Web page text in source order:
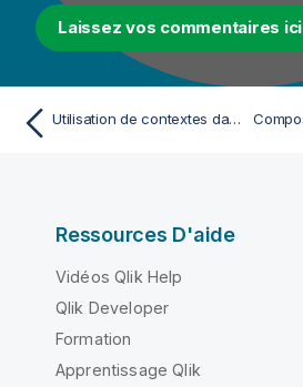
Laissez vos commentaires ici
Utilisation de contextes dans le tDqReportRun
Ressources D'aide
Vidéos Qlik Help
Qlik Developer
Formation
Apprentissage Qlik